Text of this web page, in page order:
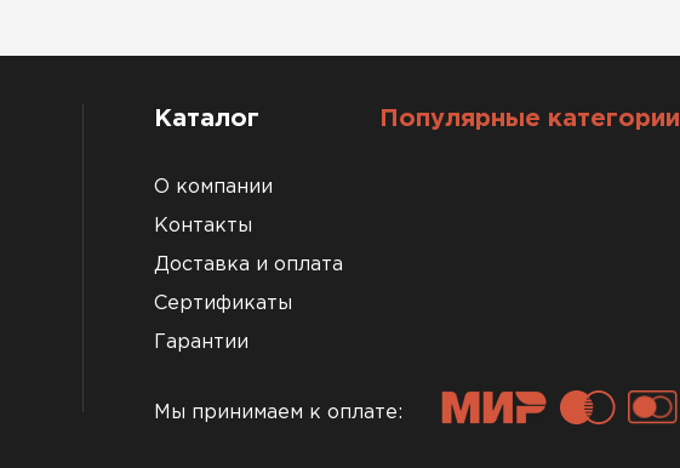
Каталог
О компании
Контакты
Доставка и оплата
Сертификаты
Гарантии
Популярные категории
Мы принимаем к оплате: